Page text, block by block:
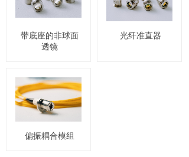
带底座的非球面
透镜
光纤准直器
偏振耦合模组